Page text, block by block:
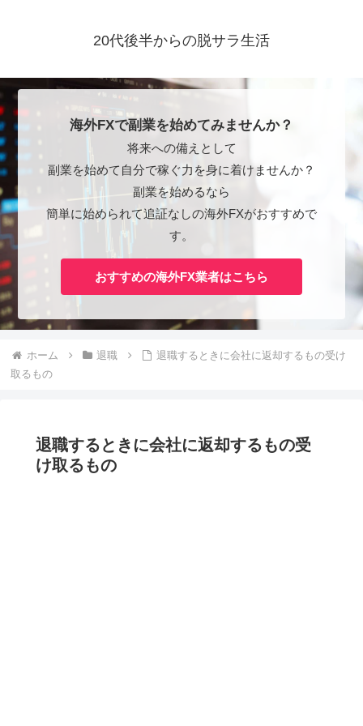
20代後半からの脱サラ生活
海外FXで副業を始めてみませんか？
将来への備えとして
副業を始めて自分で稼ぐ力を身に着けませんか？
副業を始めるなら
簡単に始められて追証なしの海外FXがおすすめで
す。
おすすめの海外FX業者はこちら
ホーム 退職
退職するときに会社に返却するもの受け
取るもの
退職するときに会社に返却するもの受
け取るもの